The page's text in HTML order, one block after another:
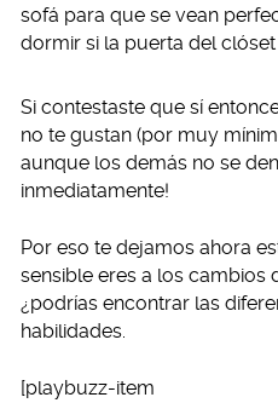
sofá para que se vean
dormir si la puerta del
Si contestaste que sí
no te gustan (por muy
aunque los demás no se
inmediatamente!
Por eso te dejamos ahora
sensible eres a los cambios
¿podrías encontrar las
habilidades.
[playbuzz-item